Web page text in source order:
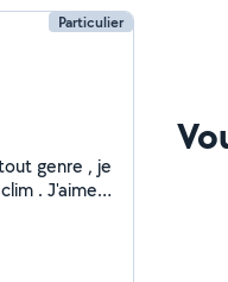
Particulier
genre , je
six